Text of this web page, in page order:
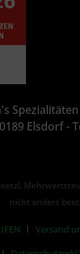
Elsdorf -
nicht anders
Versand